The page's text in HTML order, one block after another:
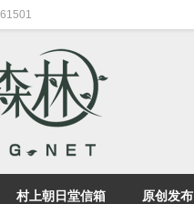
村上朝日堂信箱 原创发布